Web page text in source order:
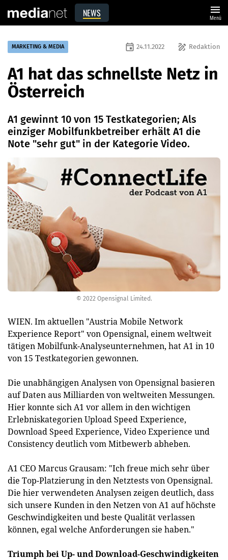
NEWS menu
Menü
© 2022 Opensignal Limited.
MARKETING & MEDIA draw Redaktion
event 24.11.2022
A1 hat das schnellste Netz in
Österreich
A1 gewinnt 10 von 15 Testkategorien; Als
einziger Mobilfunkbetreiber erhält A1 die
Note "sehr gut" in der Kategorie Video.
WIEN. Im aktuellen "Austria Mobile Network
Experience Report" von Opensignal, einem weltweit
tätigen Mobilfunk-Analyseunternehmen, hat A1 in 10
von 15 Testkategorien gewonnen.
Die unabhängigen Analysen von Opensignal basieren
auf Daten aus Milliarden von weltweiten Messungen.
Hier konnte sich A1 vor allem in den wichtigen
Erlebniskategorien Upload Speed Experience,
Download Speed Experience, Video Experience und
Consistency deutlich vom Mitbewerb abheben.
A1 CEO Marcus Grausam: "Ich freue mich sehr über
die Top-Platzierung in den Netztests von Opensignal.
Die hier verwendeten Analysen zeigen deutlich, dass
sich unsere Kunden in den Netzen von A1 auf höchste
Geschwindigkeiten und beste Qualität verlassen
können, egal welche Anforderungen sie haben."
Triumph bei Up- und Download-Geschwindigkeiten